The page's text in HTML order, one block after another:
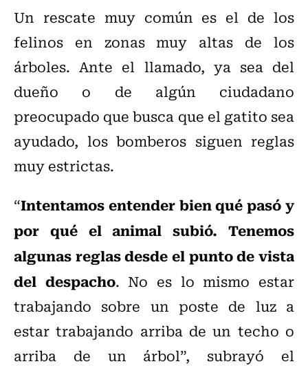
Un rescate muy común es el de los
felinos en zonas muy altas de los
árboles. Ante el llamado, ya sea del
dueño o de algún ciudadano
preocupado que busca que el gatito sea
ayudado, los bomberos siguen reglas
muy estrictas.
“Intentamos entender bien qué pasó y
por qué el animal subió. Tenemos
algunas reglas desde el punto de vista
del despacho. No es lo mismo estar
trabajando sobre un poste de luz a
estar trabajando arriba de un techo o
arriba de un árbol”, subrayó el